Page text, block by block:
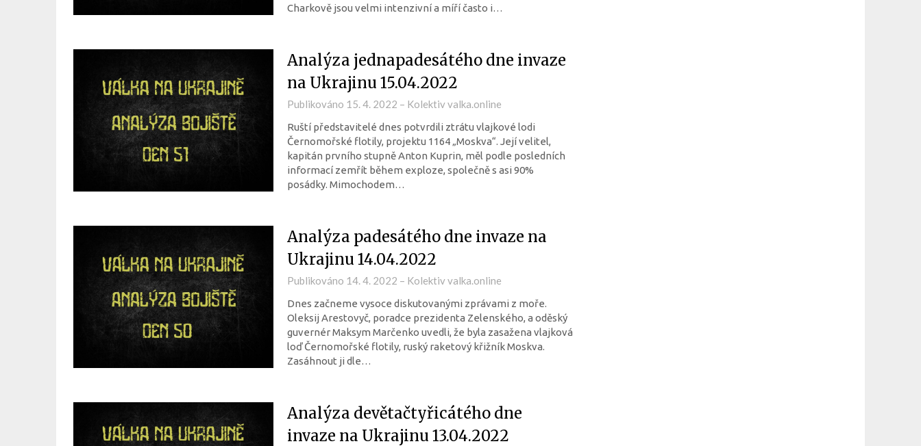
Charkově jsou velmi intenzivní a míří často i…
Analýza jednapadesátého dne invaze
na Ukrajinu 15.04.2022
Publikováno 15. 4. 2022 – Kolektiv valka.online
Ruští představitelé dnes potvrdili ztrátu vlajkové lodi
Černomořské flotily, projektu 1164 „Moskva“. Její velitel,
kapitán prvního stupně Anton Kuprin, měl podle posledních
informací zemřít během exploze, společně s asi 90%
posádky. Mimochodem…
Analýza padesátého dne invaze na
Ukrajinu 14.04.2022
Publikováno 14. 4. 2022 – Kolektiv valka.online
Dnes začneme vysoce diskutovanými zprávami z moře.
Oleksij Arestovyč, poradce prezidenta Zelenského, a oděský
guvernér Maksym Marčenko uvedli, že byla zasažena vlajková
loď Černomořské flotily, ruský raketový křižník Moskva.
Zasáhnout ji dle…
Analýza devětačtyřicátého dne
invaze na Ukrajinu 13.04.2022